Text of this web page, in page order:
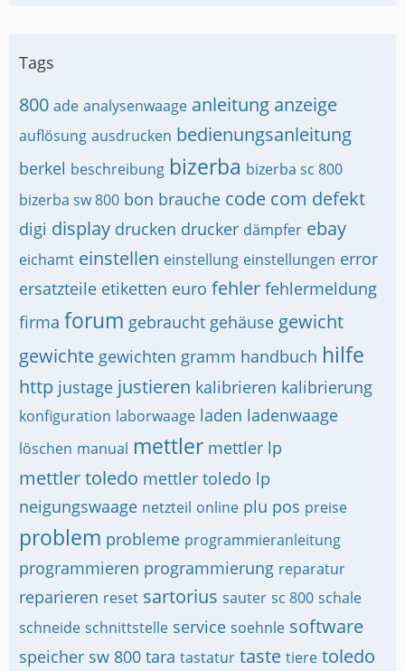
Tags
800 ade analysenwaage anleitung anzeige
auflösung ausdrucken bedienungsanleitung
berkel beschreibung bizerba bizerba sc 800
bizerba sw 800 bon brauche code com defekt
digi display drucken drucker dämpfer ebay
eichamt einstellen einstellung einstellungen error
ersatzteile etiketten euro fehler fehlermeldung
firma forum gebraucht gehäuse gewicht
gewichte gewichten gramm handbuch hilfe
http justage justieren kalibrieren kalibrierung
konfiguration laborwaage laden ladenwaage
löschen manual mettler mettler lp
mettler toledo mettler toledo lp
neigungswaage netzteil online plu pos preise
problem probleme programmieranleitung
programmieren programmierung reparatur
reparieren reset sartorius sauter sc 800 schale
schneide schnittstelle service soehnle software
speicher sw 800 tara tastatur taste tiere toledo